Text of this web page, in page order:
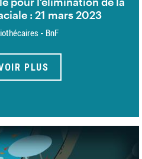
: 21 mars 2023
- BnF
PLUS